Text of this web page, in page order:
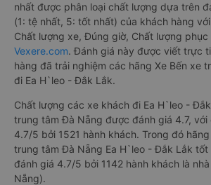
nhất được phân loại chất lượng dựa trên
(1: tệ nhất, 5: tốt nhất) của khách hàng
Chất lượng xe, Đúng giờ, Chất lượng phục
Vexere.com. Đánh giá này được viết trực
hàng đã trải nghiệm các hãng Xe Bến xe
đi Ea H`leo - Đắk Lắk.
Chất lượng các xe khách đi Ea H`leo -
trung tâm Đà Nẵng được đánh giá 4.7, với
4.7/5 bởi 1521 hành khách. Trong đó
trung tâm Đà Nẵng Ea H`leo - Đắk Lắk
đánh giá 4.7/5 bởi 1142 hành khách là
Nẵng).